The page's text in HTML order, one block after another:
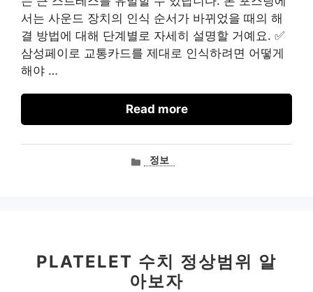
서는 사운드 장치의 인식 순서가 바뀌었을 때의 해
결 방법에 대해 단계별로 자세히 설명할 거예요. ✅
삼성페이로 교통카드를 제대로 인식하려면 어떻게
해야 …
Read more
카정보
PLATELET 수치 정상범위 알
아보자